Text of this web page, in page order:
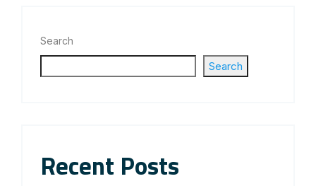
Search
Search
Recent Posts